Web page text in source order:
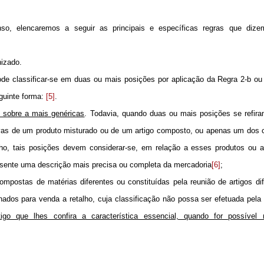
elencaremos a seguir as principais e específicas regras que
classificar-se em duas ou mais posições por aplicação da Regra 2-b ou
forma: [5]
a mais genéricas . Todavia, quando duas ou mais posições se
de um produto misturado ou de um artigo composto, ou apenas um dos
tais posições devem considerar-se, em relação a esses produtos ou
uma descrição mais precisa ou completa da mercadoria[6];
de matérias diferentes ou constituídas pela reunião de artigos
para venda a retalho, cuja classificação não possa ser efetuada pela
que lhes confira a característica essencial, quando for possível